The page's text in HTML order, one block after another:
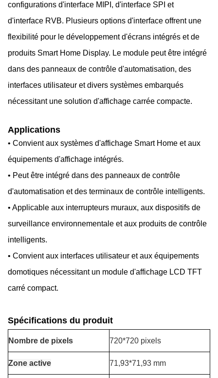
configurations d'interface MIPI, d'interface SPI et
d'interface RVB. Plusieurs options d'interface offrent une
flexibilité pour le développement d'écrans intégrés et de
produits Smart Home Display. Le module peut être intégré
dans des panneaux de contrôle d'automatisation, des
interfaces utilisateur et divers systèmes embarqués
nécessitant une solution d'affichage carrée compacte.
Applications
• Convient aux systèmes d'affichage Smart Home et aux
équipements d'affichage intégrés.
• Peut être intégré dans des panneaux de contrôle
d'automatisation et des terminaux de contrôle intelligents.
• Applicable aux interrupteurs muraux, aux dispositifs de
surveillance environnementale et aux produits de contrôle
intelligents.
• Convient aux interfaces utilisateur et aux équipements
domotiques nécessitant un module d'affichage LCD TFT
carré compact.
Spécifications du produit
Nombre de pixels 720*720 pixels
Zone active 71,93*71,93 mm